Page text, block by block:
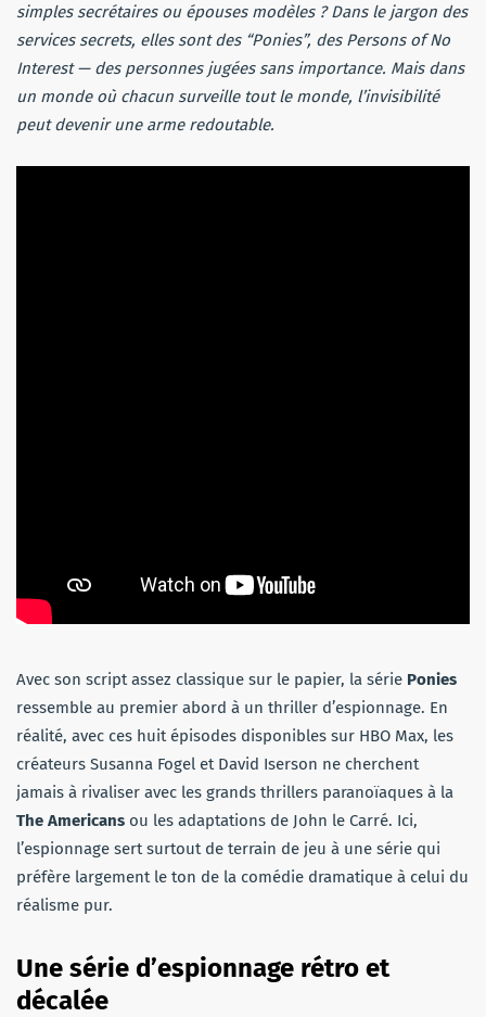
simples secrétaires ou épouses modèles ? Dans le jargon des
services secrets, elles sont des “Ponies”, des Persons of No
Interest — des personnes jugées sans importance. Mais dans
un monde où chacun surveille tout le monde, l’invisibilité
peut devenir une arme redoutable.
Avec son script assez classique sur le papier, la série Ponies
ressemble au premier abord à un thriller d’espionnage. En
réalité, avec ces huit épisodes disponibles sur HBO Max, les
créateurs Susanna Fogel et David Iserson ne cherchent
jamais à rivaliser avec les grands thrillers paranoïaques à la
The Americans ou les adaptations de John le Carré. Ici,
l’espionnage sert surtout de terrain de jeu à une série qui
préfère largement le ton de la comédie dramatique à celui du
réalisme pur.
Une série d’espionnage rétro et
décalée